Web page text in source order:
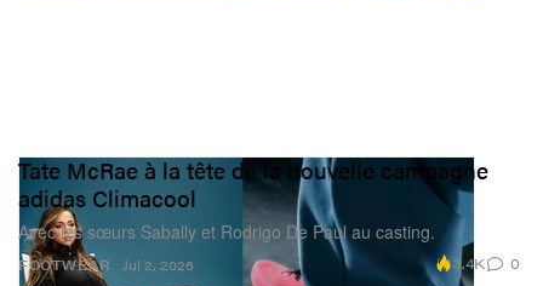
FOOTWEAR
Tate McRae à la tête de la nouvelle campagne
adidas Climacool
Avec les sœurs Sabally et Rodrigo De Paul au casting.
Jul 2, 2026 3.4K 0